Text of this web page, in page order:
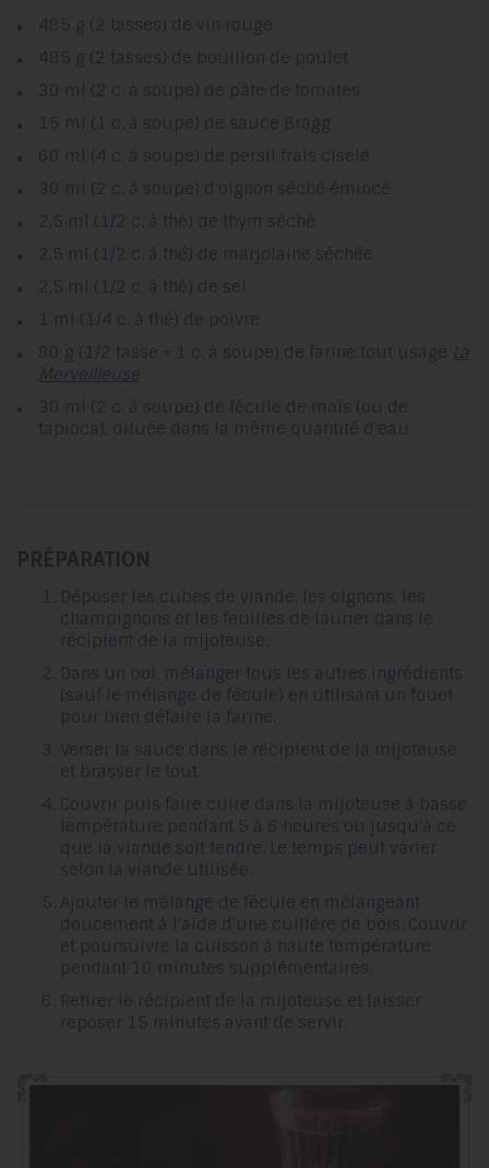
485 g (2 tasses) de vin rouge
485 g (2 tasses) de bouillon de poulet
30 ml (2 c. à soupe) de pâte de tomates
15 ml (1 c. à soupe) de sauce Bragg
60 ml (4 c. à soupe) de persil frais ciselé
30 ml (2 c. à soupe) d'oignon séché émincé
2,5 ml (1/2 c. à thé) de thym séché
2,5 ml (1/2 c. à thé) de marjolaine séchée
2,5 ml (1/2 c. à thé) de sel
1 ml (1/4 c. à thé) de poivre
80 g (1/2 tasse + 1 c. à soupe) de farine tout usage La
Merveilleuse
30 ml (2 c. à soupe) de fécule de maïs (ou de
tapioca), diluée dans la même quantité d'eau
PRÉPARATION
Déposer les cubes de viande, les oignons, les
champignons et les feuilles de laurier dans le
récipient de la mijoteuse.
Dans un bol, mélanger tous les autres ingrédients
(sauf le mélange de fécule) en utilisant un fouet
pour bien défaire la farine.
Verser la sauce dans le récipient de la mijoteuse
et brasser le tout.
Couvrir puis faire cuire dans la mijoteuse à basse
température pendant 5 à 6 heures ou jusqu'à ce
que la viande soit tendre. Le temps peut varier
selon la viande utilisée.
Ajouter le mélange de fécule en mélangeant
doucement à l'aide d'une cuillère de bois. Couvrir
et poursuivre la cuisson à haute température
pendant 10 minutes supplémentaires.
Retirer le récipient de la mijoteuse et laisser
reposer 15 minutes avant de servir.